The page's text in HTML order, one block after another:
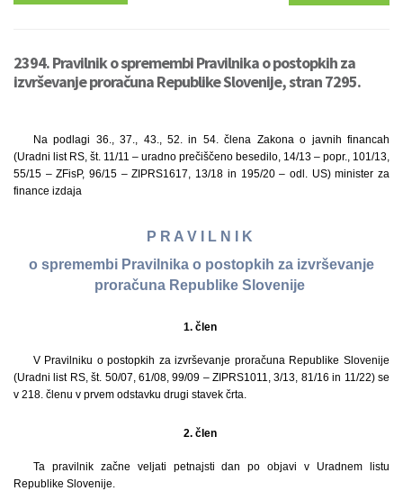
2394. Pravilnik o spremembi Pravilnika o postopkih za
izvrševanje proračuna Republike Slovenije, stran 7295.
Na podlagi 36., 37., 43., 52. in 54. člena Zakona o javnih financah
(Uradni list RS, št. 11/11 – uradno prečiščeno besedilo, 14/13 – popr., 101/13,
55/15 – ZFisP, 96/15 – ZIPRS1617, 13/18 in 195/20 – odl. US) minister za
finance izdaja
P R A V I L N I K
o spremembi Pravilnika o postopkih za izvrševanje
proračuna Republike Slovenije
1. člen
V Pravilniku o postopkih za izvrševanje proračuna Republike Slovenije
(Uradni list RS, št. 50/07, 61/08, 99/09 – ZIPRS1011, 3/13, 81/16 in 11/22) se
v 218. členu v prvem odstavku drugi stavek črta.
2. člen
Ta pravilnik začne veljati petnajsti dan po objavi v Uradnem listu
Republike Slovenije.